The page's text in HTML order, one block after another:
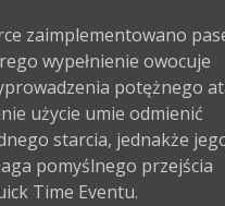
zaimplementowano
wypełnienie owocuje
potężnego
użycie umie odmienić
starcia, jednakże
pomyślnego przejścia
Time Eventu.